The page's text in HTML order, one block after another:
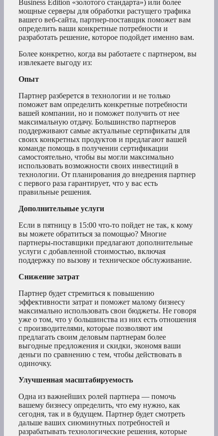
Business Edition «золотого стандарта») или более
мощные серверы для обработки растущего трафика
вашего веб-сайта, партнер-поставщик поможет вам
определить ваши конкретные потребности и
разработать решение, которое подойдет именно вам.
Более конкретно, когда вы работаете с партнером, вы
извлекаете выгоду из:
Опыт
Партнер разберется в технологии и не только
поможет вам определить конкретные потребности
вашей компании, но и поможет получить от нее
максимальную отдачу. Большинство партнеров
поддерживают самые актуальные сертификаты для
своих конкретных продуктов и предлагают вашей
команде помощь в получении сертификации
самостоятельно, чтобы вы могли максимально
использовать возможности своих инвестиций в
технологии. От планирования до внедрения партнер
с первого раза гарантирует, что у вас есть
правильные решения.
Дополнительные услуги
Если в пятницу в 15:00 что-то пойдет не так, к кому
вы можете обратиться за помощью? Многие
партнеры-поставщики предлагают дополнительные
услуги с добавленной стоимостью, включая
поддержку по вызову и техническое обслуживание.
Снижение затрат
Партнер будет стремиться к повышению
эффективности затрат и поможет малому бизнесу
максимально использовать свои бюджеты. Не говоря
уже о том, что у большинства из них есть отношения
с производителями, которые позволяют им
предлагать своим деловым партнерам более
выгодные предложения и скидки, экономя ваши
деньги по сравнению с тем, чтобы действовать в
одиночку.
Улучшенная масштабируемость
Одна из важнейших ролей партнера — помочь
вашему бизнесу определить, что ему нужно, как
сегодня, так и в будущем. Партнер будет смотреть
дальше ваших сиюминутных потребностей и
разрабатывать технологические решения, которые